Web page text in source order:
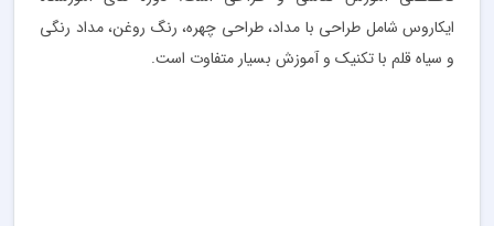
ایکاروس شامل طراحی با مداد، طراحی چهره، رنگ روغن، مداد رنگی
و سیاه قلم با تکنیک و آموزش بسیار متفاوت است.